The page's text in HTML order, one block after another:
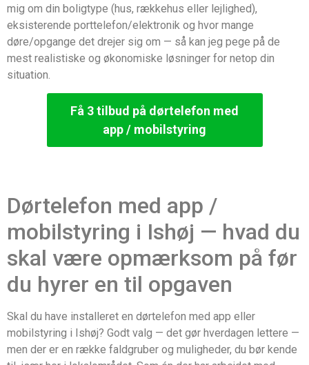
mig om din boligtype (hus, rækkehus eller lejlighed),
eksisterende porttelefon/elektronik og hvor mange
døre/opgange det drejer sig om — så kan jeg pege på de
mest realistiske og økonomiske løsninger for netop din
situation.
Få 3 tilbud på dørtelefon med
app / mobilstyring
Dørtelefon med app /
mobilstyring i Ishøj — hvad du
skal være opmærksom på før
du hyrer en til opgaven
Skal du have installeret en dørtelefon med app eller
mobilstyring i Ishøj? Godt valg — det gør hverdagen lettere —
men der er en række faldgruber og muligheder, du bør kende